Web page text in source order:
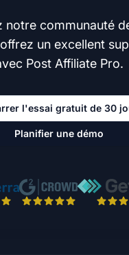
notre communauté
un excellent
Post Affiliate Pro.
l'essai gratuit de 30
Planifier une démo